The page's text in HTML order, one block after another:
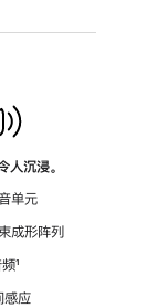
人沉浸。
单元
成形阵列
脚
¹
感应